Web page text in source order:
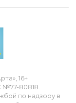
16+
80818.
по надзору в